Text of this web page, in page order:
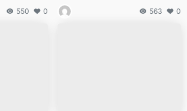
550 0 563 0